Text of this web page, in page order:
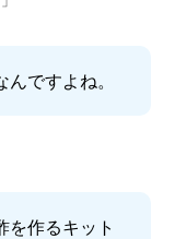
ですよね。
を作るキット